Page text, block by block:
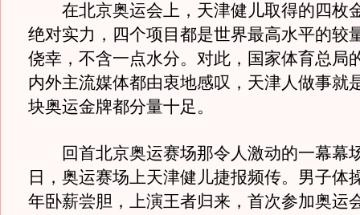
在北京奥运会上，天津健儿取得的四枚
绝对实力，四个项目都是世界最高水平的较
侥幸，不含一点水分。对此，国家体育总局
内外主流媒体都由衷地感叹，天津人做事就
块奥运金牌都分量十足。
回首北京奥运赛场那令人激动的一幕幕
日，奥运赛场上天津健儿捷报频传。男子体
年卧薪尝胆，上演王者归来，首次参加奥运